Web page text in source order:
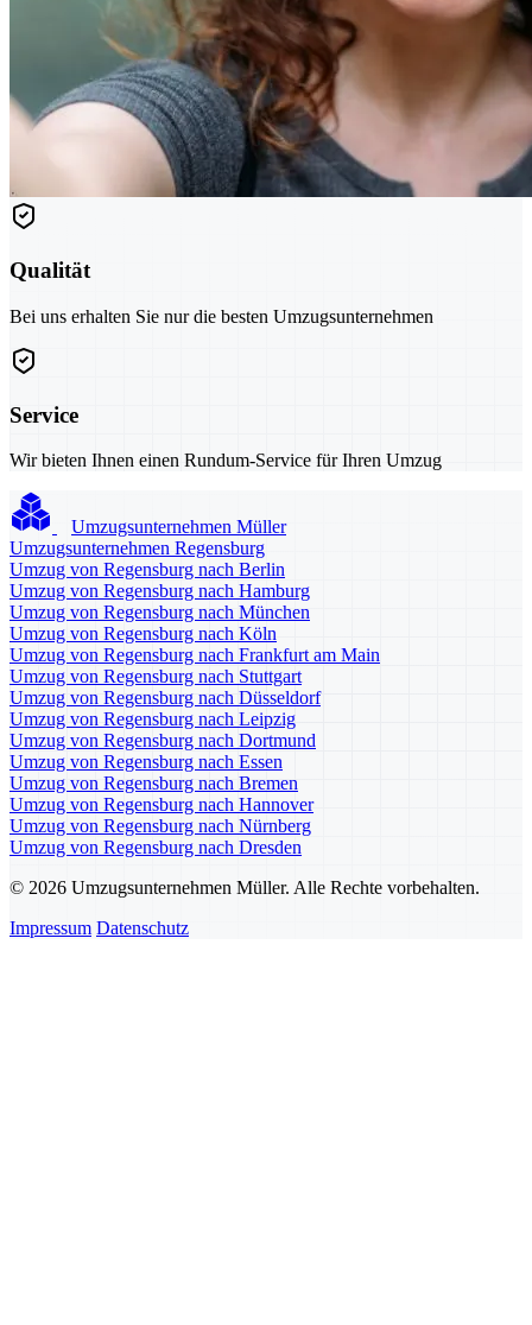
Qualität
Bei uns erhalten Sie nur die besten Umzugsunternehmen
Service
Wir bieten Ihnen einen Rundum-Service für Ihren Umzug
Umzugsunternehmen Müller
Umzugsunternehmen Regensburg
Umzug von Regensburg nach Berlin
Umzug von Regensburg nach Hamburg
Umzug von Regensburg nach München
Umzug von Regensburg nach Köln
Umzug von Regensburg nach Frankfurt am Main
Umzug von Regensburg nach Stuttgart
Umzug von Regensburg nach Düsseldorf
Umzug von Regensburg nach Leipzig
Umzug von Regensburg nach Dortmund
Umzug von Regensburg nach Essen
Umzug von Regensburg nach Bremen
Umzug von Regensburg nach Hannover
Umzug von Regensburg nach Nürnberg
Umzug von Regensburg nach Dresden
© 2026 Umzugsunternehmen Müller. Alle Rechte vorbehalten.
Impressum Datenschutz